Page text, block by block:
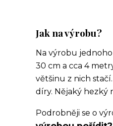
Jak na výrobu?
Na výrobu
30 cm a cca 4
většinu z nich
díry. Nějaký hezký
Podrobněji se o